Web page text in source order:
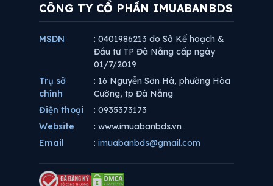
CÔNG TY CỔ PHẦN IMUABANBDS
MSDN
: 0401986213 do Sở Kế hoạch &
Đầu tư TP Đà Nẵng cấp ngày
01/7/2019
Trụ sở
chính
: 16 Nguyễn Sơn Hà, phường Hòa
Cường, tp Đà Nẵng
Điện thoại
: 0935373173
Website
: www.imuabanbds.vn
Email
: imuabanbds@gmail.com